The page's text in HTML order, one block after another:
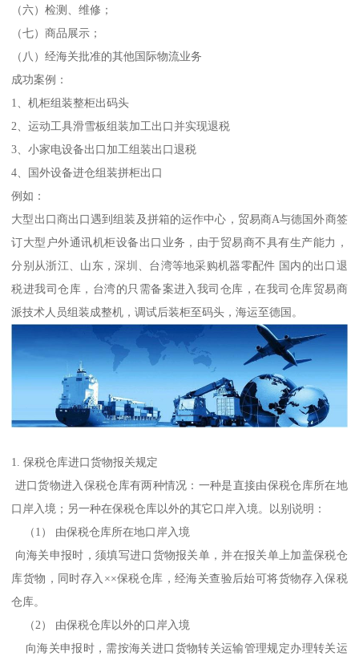
（六）检测、维修；
（七）商品展示；
（八）经海关批准的其他国际物流业务
成功案例：
1、机柜组装整柜出码头
2、运动工具滑雪板组装加工出口并实现退税
3、小家电设备出口加工组装出口退税
4、国外设备进仓组装拼柜出口
例如：
大型出口商出口遇到组装及拼箱的运作中心，贸易商A与德国外商签
订大型户外通讯机柜设备出口业务，由于贸易商不具有生产能力，
分别从浙江、山东，深圳、台湾等地采购机器零配件 国内的出口退
税进我司仓库，台湾的只需备案进入我司仓库，在我司仓库贸易商
派技术人员组装成整机，调试后装柜至码头，海运至德国。
1. 保税仓库进口货物报关规定
进口货物进入保税仓库有两种情况：一种是直接由保税仓库所在地
口岸入境；另一种在保税仓库以外的其它口岸入境。以别说明：
（1） 由保税仓库所在地口岸入境
向海关申报时，须填写进口货物报关单，并在报关单上加盖保税仓
库货物，同时存入××保税仓库，经海关查验后始可将货物存入保税
仓库。
（2） 由保税仓库以外的口岸入境
向海关申报时，需按海关进口货物转关运输管理规定办理转关运